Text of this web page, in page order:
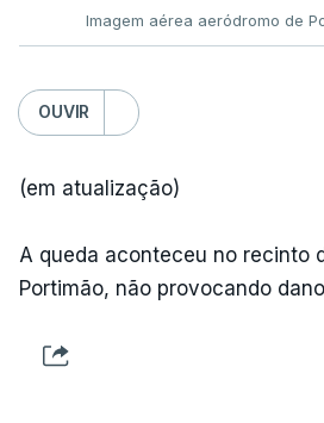
Imagem aérea aeródromo de
OUVIR
(em atualização)
A queda aconteceu no recinto
Portimão, não provocando